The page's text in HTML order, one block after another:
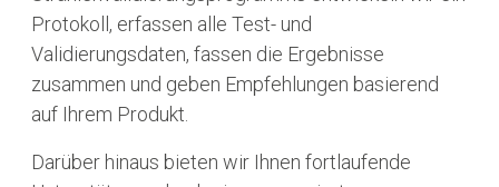
Protokoll, erfassen alle Test- und
Validierungsdaten, fassen die Ergebnisse
zusammen und geben Empfehlungen basierend
auf Ihrem Produkt.
Darüber hinaus bieten wir Ihnen fortlaufende